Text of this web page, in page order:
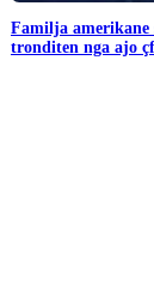
Familja amerikane
tronditen nga ajo